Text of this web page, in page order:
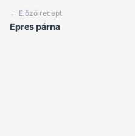
← Előző recept
Epres párna